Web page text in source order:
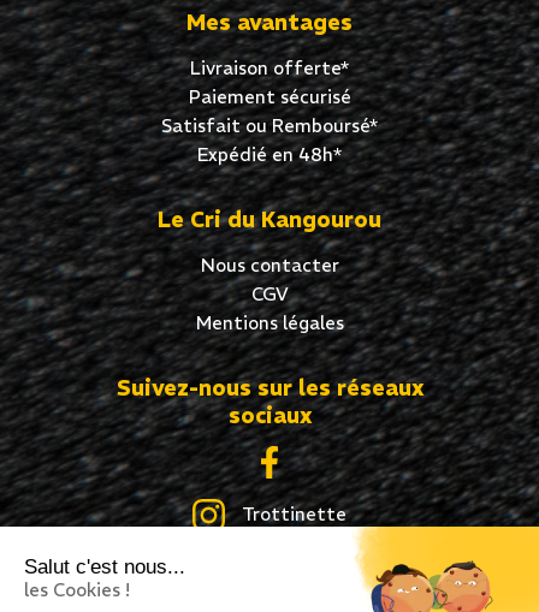
Salut c'est nous...
les Cookies !
Mes avantages
Livraison offerte*
Paiement sécurisé
Satisfait ou Remboursé*
Expédié en 48h*
Le Cri du Kangourou
Nous contacter
CGV
Mentions légales
Suivez-nous sur les réseaux
sociaux
Trottinette